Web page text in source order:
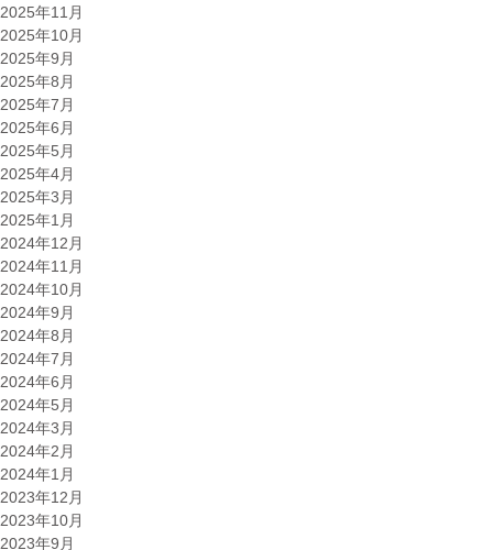
2025年11月
2025年10月
2025年9月
2025年8月
2025年7月
2025年6月
2025年5月
2025年4月
2025年3月
2025年1月
2024年12月
2024年11月
2024年10月
2024年9月
2024年8月
2024年7月
2024年6月
2024年5月
2024年3月
2024年2月
2024年1月
2023年12月
2023年10月
2023年9月